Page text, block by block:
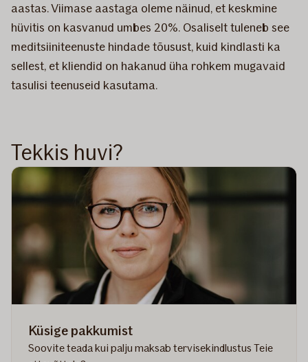
aastas. Viimase aastaga oleme näinud, et keskmine
hüvitis on kasvanud umbes 20%. Osaliselt tuleneb see
meditsiiniteenuste hindade tõusust, kuid kindlasti ka
sellest, et kliendid on hakanud üha rohkem mugavaid
tasulisi teenuseid kasutama.
Tekkis huvi?
Küsige pakkumist
Soovite teada kui palju maksab tervisekindlustus Teie